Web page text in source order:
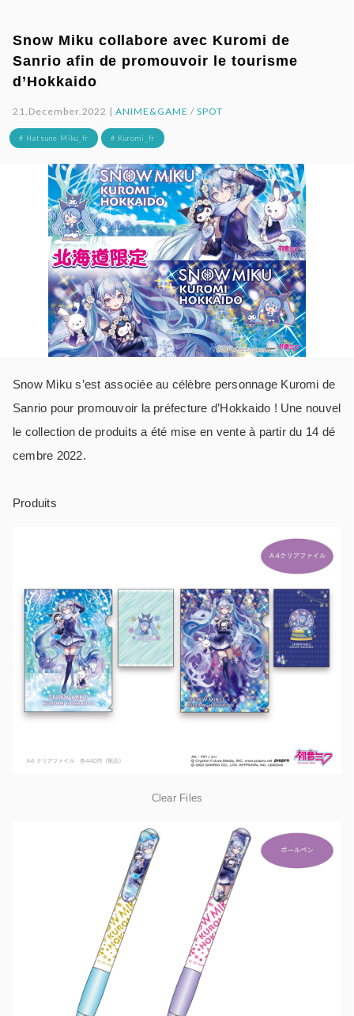
Snow Miku collabore avec Kuromi de
Sanrio afin de promouvoir le tourisme
d’Hokkaido
21.December.2022 |ANIME&GAME / SPOT
# Hatsune Miku_fr # Kuromi_fr
Snow Miku s’est associée au célèbre personnage Kuromi de
Sanrio pour promouvoir la préfecture d’Hokkaido ! Une nouvel
le collection de produits a été mise en vente à partir du 14 dé
cembre 2022.
Produits
Clear Files